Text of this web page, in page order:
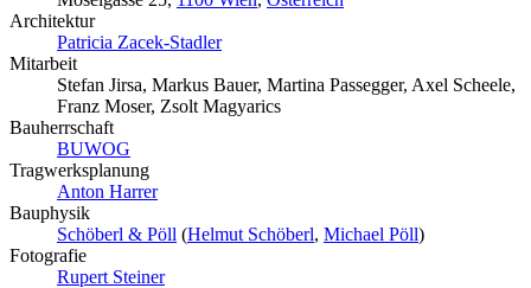
Architektur
Patricia Zacek-Stadler
Mitarbeit
Stefan Jirsa, Markus Bauer, Martina Passegger, Axel Scheele,
Franz Moser, Zsolt Magyarics
Bauherrschaft
BUWOG
Tragwerksplanung
Anton Harrer
Bauphysik
Schöberl & Pöll (Helmut Schöberl, Michael Pöll)
Fotografie
Rupert Steiner